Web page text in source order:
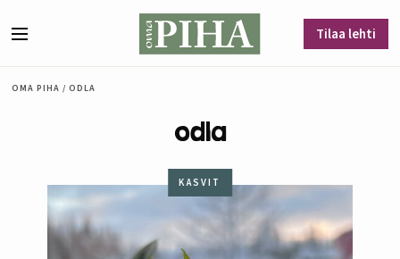
Tilaa lehti
OMA PIHA / ODLA
odla
KASVIT